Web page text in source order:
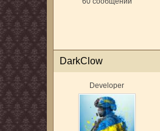
DarkClow
Developer